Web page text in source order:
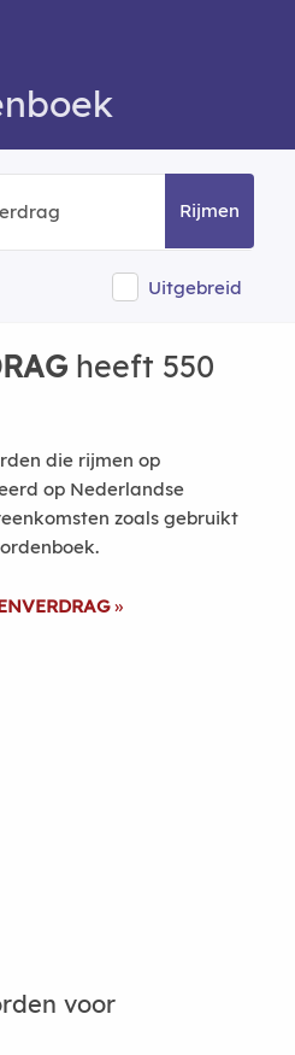
Rijmen
Uitgebreid
heeft 550
die rijmen op
op Nederlandse
zoals gebruikt
voor